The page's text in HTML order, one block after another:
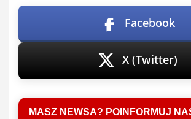
Facebook
X (Twitter)
MASZ NEWSA? POINFORMUJ